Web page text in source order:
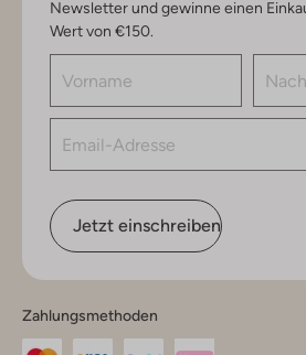
Newsletter und gewinne einen
Wert von €150.
Jetzt einschreiben
Zahlungsmethoden